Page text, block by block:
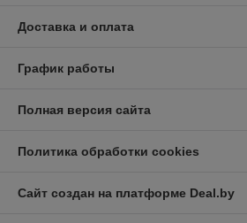
Доставка и оплата
График работы
Полная версия сайта
Политика обработки cookies
Сайт создан на платформе Deal.by